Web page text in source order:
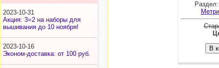
2023-10-31
Акция: 3=2 на наборы для
вышивания до 10 ноября!
2023-10-16
Эконом-доставка: от 100 руб.